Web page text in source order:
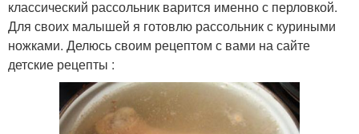
классический рассольник варится именно с перловкой.
Для своих малышей я готовлю рассольник с куриными
ножками. Делюсь своим рецептом с вами на сайте
детские рецепты :